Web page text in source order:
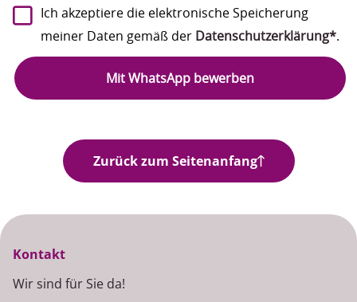
Deutsch
Deutsch
English
Ich akzeptiere die elektronische Speicherung
meiner Daten gemäß der Datenschutzerklärung*.
Mit WhatsApp bewerben
Zurück zum Seitenanfang
Kontakt
Wir sind für Sie da!